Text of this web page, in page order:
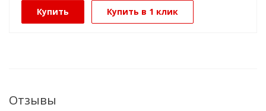
Купить Купить в 1 клик
Отзывы